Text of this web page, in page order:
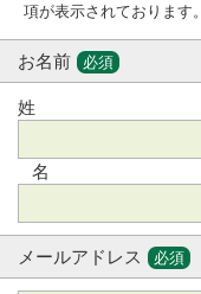
項が表示されております。
お名前 必須
姓
名
メールアドレス 必須